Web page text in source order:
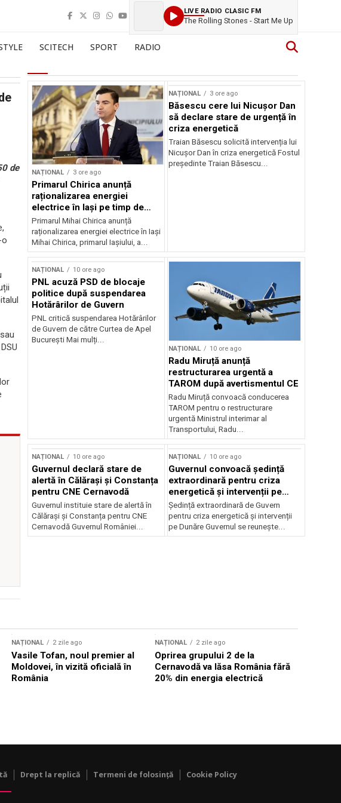
LIVE RADIO CLASIC FM
The Rolling Stones - Start Me Up
SCITECH SPORT RADIO
de
NAȚIONAL 3 ore ago
Primarul Chirica anunță
raționalizarea energiei
electrice în Iași pe timp de
noapte
Primarul Mihai Chirica anunță
raționalizarea energiei electrice în Iași
Mihai Chirica, primarul Iașiului, a...
NAȚIONAL 3 ore ago
Băsescu cere lui Nicușor Dan
să declare stare de urgență în
criza energetică
Traian Băsescu solicită intervenția lui
Nicușor Dan în criza energetică Fostul
președinte Traian Băsescu...
NAȚIONAL 10 ore ago
PNL acuză PSD de blocaje
politice după suspendarea
Hotărârilor de Guvern
PNL critică suspendarea Hotărârilor
de Guvern de către Curtea de Apel
București Mai mulți...
NAȚIONAL 10 ore ago
Radu Miruță anunță
restructurarea urgentă a
TAROM după avertismentul CE
Radu Miruță convoacă conducerea
TAROM pentru o restructurare
urgentă Ministrul interimar al
Transportului, Radu...
NAȚIONAL 10 ore ago
Guvernul declară stare de
alertă în Călărași și Constanța
pentru CNE Cernavodă
Guvernul instituie stare de alertă în
Călărași și Constanța pentru CNE
Cernavodă Guvernul României...
NAȚIONAL 10 ore ago
Guvernul convoacă ședință
extraordinară pentru criza
energetică și intervenții pe
Dunăre
Ședință extraordinară de Guvern
pentru criza energetică și intervenții
pe Dunăre Guvernul se reunește...
NAȚIONAL 2 zile ago
Vasile Tofan, noul premier al
Moldovei, în vizită oficială în
România
NAȚIONAL 2 zile ago
Oprirea grupului 2 de la
Cernavodă va lăsa România fără
20% din energia electrică
Drept la replică Termeni de folosință Cookie Policy